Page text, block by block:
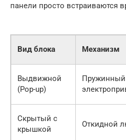
панели просто встраиваются
Вид блока Механизм
Выдвижной
(Pop-up)
Скрытый с
крышкой
Откидной